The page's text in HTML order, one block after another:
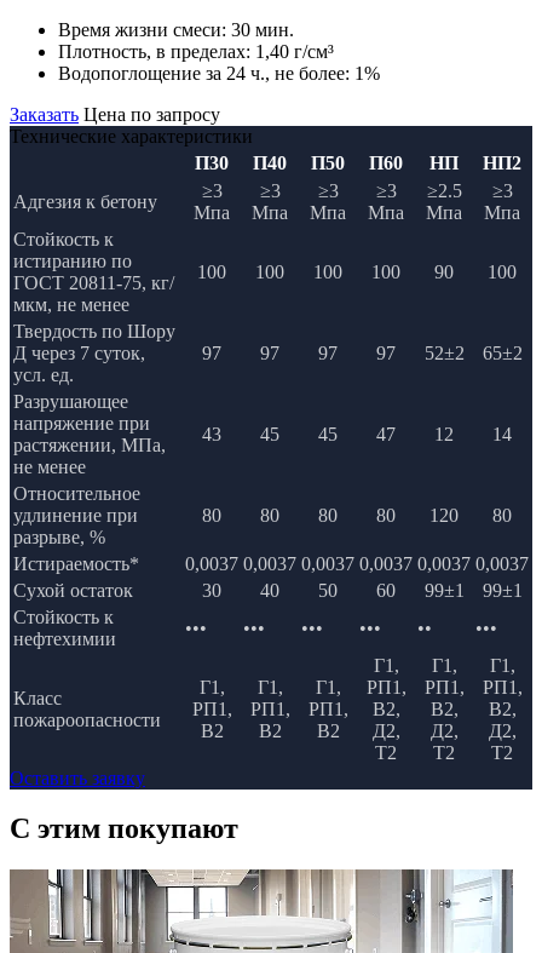
Время жизни смеси: 30 мин.
Плотность, в пределах: 1,40 г/см³
Водопоглощение за 24 ч., не более: 1%
Заказать Цена по запросу
Технические характеристики
П30
П40 П50 П60 НП
НП2
Адгезия к бетону
≥3
Мпа
≥3
Мпа
≥3
Мпа
≥3
Мпа
≥2.5
Мпа
≥3
Мпа
Стойкость к
истиранию по
ГОСТ 20811-75, кг/
мкм, не менее
100 100 100 100 90 100
Твердость по Шору
Д через 7 суток,
усл. ед.
97 97 97 97 52±2 65±2
Разрушающее
напряжение при
растяжении, МПа,
не менее
43 45 45 47 12 14
Относительное
удлинение при
разрыве, %
80 80 80 80 120 80
Истираемость* 0,0037 0,0037 0,0037 0,0037 0,0037 0,0037
Сухой остаток
30 40 50 60 99±1
99±1
Стойкость к
нефтехимии
••• ••• ••• ••• •• •••
Класс
пожароопасности
Г1,
РП1,
В2
Г1,
РП1,
В2
Г1,
РП1,
В2
Г1,
РП1,
В2,
Д2,
Т2
Г1,
РП1,
В2,
Д2,
Т2
Г1,
РП1,
В2,
Д2,
Т2
Оставить заявку
C этим покупают